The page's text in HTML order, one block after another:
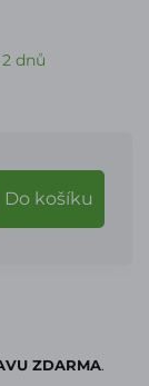
dnů
do košíku
ZDARMA.